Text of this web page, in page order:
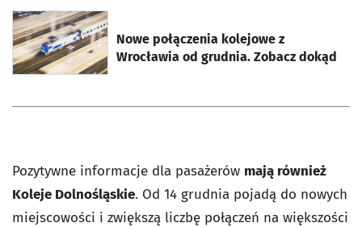
Nowe połączenia kolejowe z
Wrocławia od grudnia. Zobacz dokąd
otworzy się w nowej karcie
Pozytywne informacje dla pasażerów mają również
Koleje Dolnośląskie. Od 14 grudnia pojadą do nowych
miejscowości i zwiększą liczbę połączeń na większości